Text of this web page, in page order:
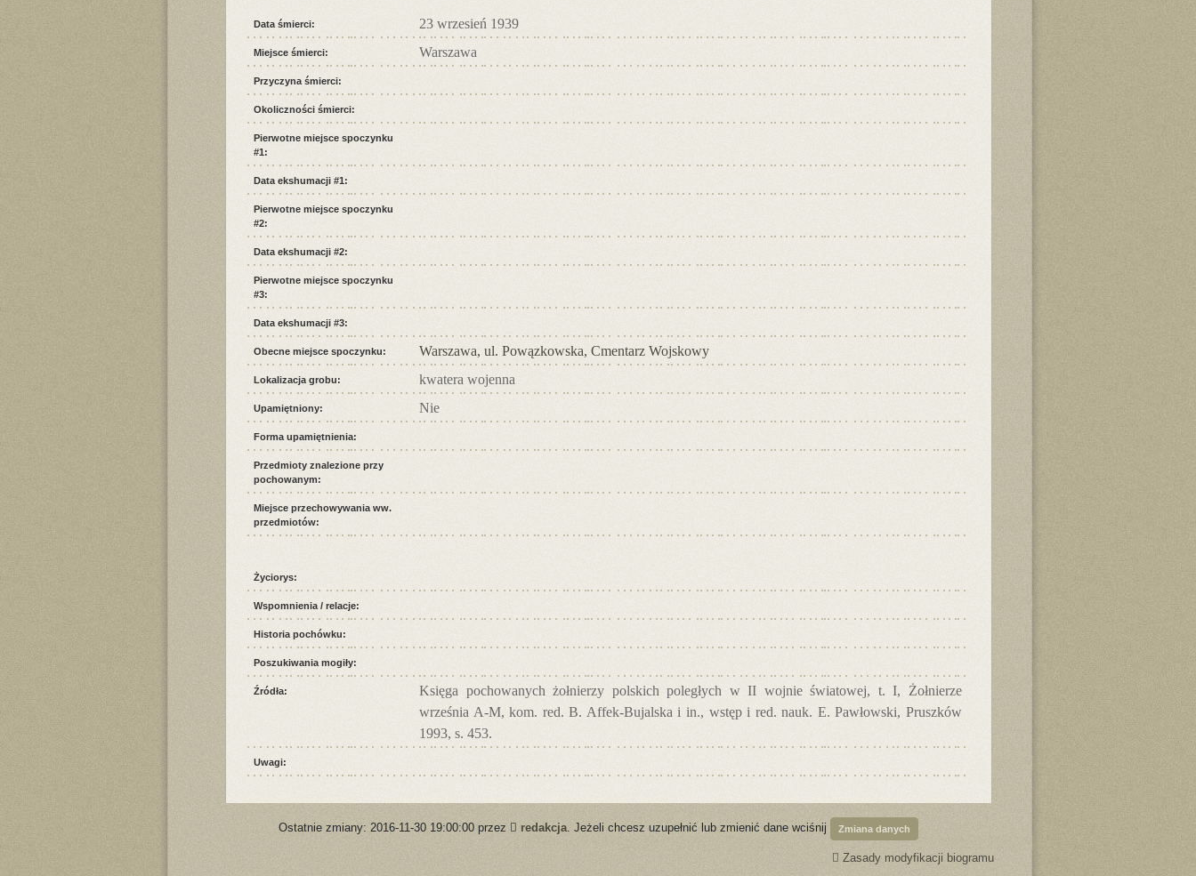
Data śmierci: 23 wrzesień 1939
Miejsce śmierci: Warszawa
Przyczyna śmierci:
Okoliczności śmierci:
Pierwotne miejsce spoczynku
#1:
Data ekshumacji #1:
Pierwotne miejsce spoczynku
#2:
Data ekshumacji #2:
Pierwotne miejsce spoczynku
#3:
Data ekshumacji #3:
Obecne miejsce spoczynku: Warszawa, ul. Powązkowska, Cmentarz Wojskowy
Lokalizacja grobu: kwatera wojenna
Upamiętniony: Nie
Forma upamiętnienia:
Przedmioty znalezione przy
pochowanym:
Miejsce przechowywania ww.
przedmiotów:
Życiorys:
Wspomnienia / relacje:
Historia pochówku:
Poszukiwania mogiły:
Źródła:
Księga pochowanych żołnierzy polskich poległych w II wojnie światowej, t. I, Żołnierze
września A-M, kom. red. B. Affek-Bujalska i in., wstęp i red. nauk. E. Pawłowski, Pruszków
1993, s. 453.
Uwagi:
Ostatnie zmiany: 2016-11-30 19:00:00 przez redakcja. Jeżeli chcesz uzupełnić lub zmienić dane wciśnij Zmiana danych
Zasady modyfikacji biogramu